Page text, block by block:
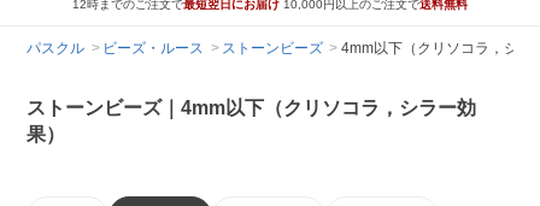
12時までのご注文で最短翌日にお届け 10,000円以上のご注文で送料無料
パスクル ビーズ・ルース ストーンビーズ 4mm以下（クリソコラ，シラ
ストーンビーズ｜4mm以下（クリソコラ，シラー効
果）